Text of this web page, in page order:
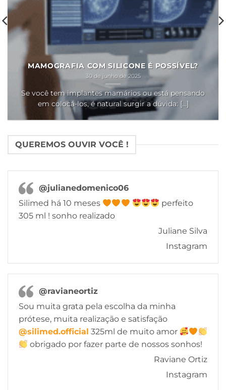
MAMOGRAFIA COM SILICONE É POSSÍVEL?
30 de junho de 2025
Se você tem implantes mamários ou está pensando
em colocá-los, é natural surgir a dúvida: [...]
QUEREMOS OUVIR VOCÊ !
@julianedomenico06
Silimed há 10 meses
perfeito
305 ml ! sonho realizado
Juliane Silva
Instagram
@ravianeortiz
Sou muita grata pela escolha da minha
prótese, muita realização e satisfação
@silimed.official 325ml de muito amor
obrigado por fazer parte de nossos sonhos!
Raviane Ortiz
Instagram